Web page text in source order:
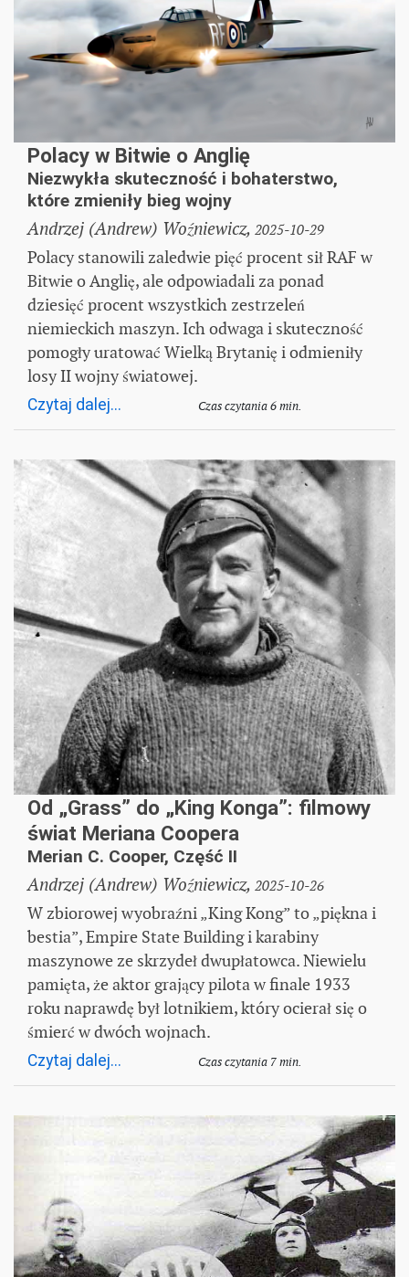
Polacy w Bitwie o Anglię
Niezwykła skuteczność i bohaterstwo,
które zmieniły bieg wojny
Andrzej (Andrew) Woźniewicz, 2025-10-29
Polacy stanowili zaledwie pięć procent sił RAF w
Bitwie o Anglię, ale odpowiadali za ponad
dziesięć procent wszystkich zestrzeleń
niemieckich maszyn. Ich odwaga i skuteczność
pomogły uratować Wielką Brytanię i odmieniły
losy II wojny światowej.
Czytaj dalej... Czas czytania 6 min.
Od „Grass” do „King Konga”: filmowy
świat Meriana Coopera
Merian C. Cooper, Część II
Andrzej (Andrew) Woźniewicz, 2025-10-26
W zbiorowej wyobraźni „King Kong” to „piękna i
bestia”, Empire State Building i karabiny
maszynowe ze skrzydeł dwupłatowca. Niewielu
pamięta, że aktor grający pilota w finale 1933
roku naprawdę był lotnikiem, który ocierał się o
śmierć w dwóch wojnach.
Czytaj dalej... Czas czytania 7 min.